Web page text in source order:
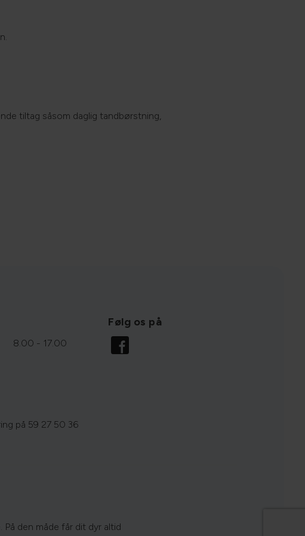
tiltag såsom daglig tandbørstning,
8.00 - 17.00
Følg os på
på 59 27 50 36
den måde får dit dyr altid